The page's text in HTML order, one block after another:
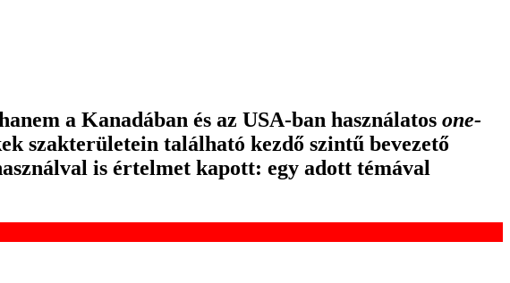
a Kanadában és az USA-ban használatos one-
szakterületein található kezdő szintű bevezető
is értelmet kapott: egy adott témával